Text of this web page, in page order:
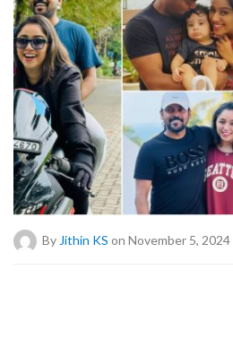
By Jithin KS on November 5, 2024